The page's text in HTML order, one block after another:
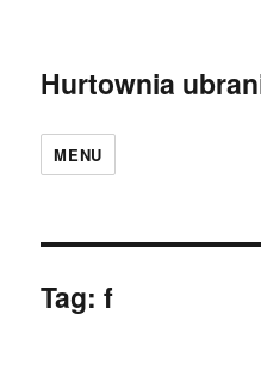
Hurtownia
MENU
Tag:f